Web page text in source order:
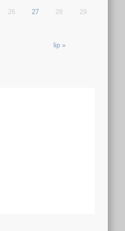
lip »
26 27 28 29